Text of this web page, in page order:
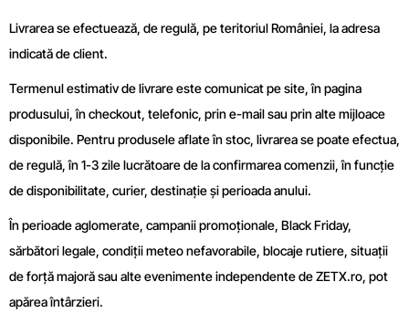
Livrarea se efectuează, de regulă, pe teritoriul României, la adresa
indicată de client.
Termenul estimativ de livrare este comunicat pe site, în pagina
produsului, în checkout, telefonic, prin e-mail sau prin alte mijloace
disponibile. Pentru produsele aflate în stoc, livrarea se poate efectua,
de regulă, în 1-3 zile lucrătoare de la confirmarea comenzii, în funcție
de disponibilitate, curier, destinație și perioada anului.
În perioade aglomerate, campanii promoționale, Black Friday,
sărbători legale, condiții meteo nefavorabile, blocaje rutiere, situații
de forță majoră sau alte evenimente independente de ZETX.ro, pot
apărea întârzieri.